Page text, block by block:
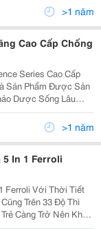
>1 năm
Cao Cấp Chống
Series Cao Cấp
Sản Phẩm Được Sản
Dược Sống Lâu
Đẹp ,Phù Hợp Với Tất
Cả Mọi Loại Da Kể Cả Da Nhạy Cảm. Guoyao Herbage...
>1 năm
5 In 1 Ferroli
Thời Tiết
Trên 33 Độ Thì
Càng Trở Nên Khó
Hơn Nhưng Hiệu